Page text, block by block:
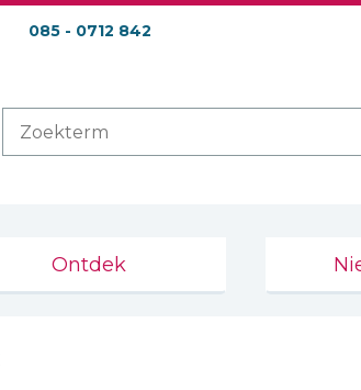
085 - 0712 842
Ontdek